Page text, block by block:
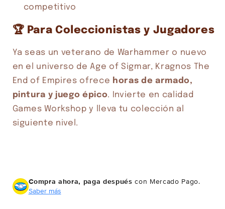
competitivo
🏆 Para Coleccionistas y Jugadores
Ya seas un veterano de Warhammer o nuevo
en el universo de Age of Sigmar, Kragnos The
End of Empires ofrece horas de armado,
pintura y juego épico. Invierte en calidad
Games Workshop y lleva tu colección al
siguiente nivel.
Compra ahora, paga después con Mercado Pago.
Saber más